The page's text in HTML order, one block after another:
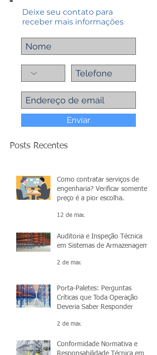
Deixe seu contato para
receber mais informações
Enviar
Posts Recentes
Como contratar serviços de
engenharia? Verificar somente o
preço é a pior escolha.
12 de mar.
Auditoria e Inspeção Técnica
em Sistemas de Armazenagem
2 de mar.
Porta-Paletes: Perguntas
Críticas que Toda Operação
Deveria Saber Responder
2 de mar.
Conformidade Normativa e